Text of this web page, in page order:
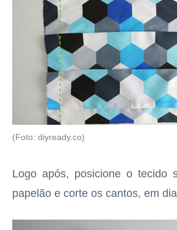
(Foto: diyready.co)
Logo após, posicione o tecido
papelão e corte os cantos, em